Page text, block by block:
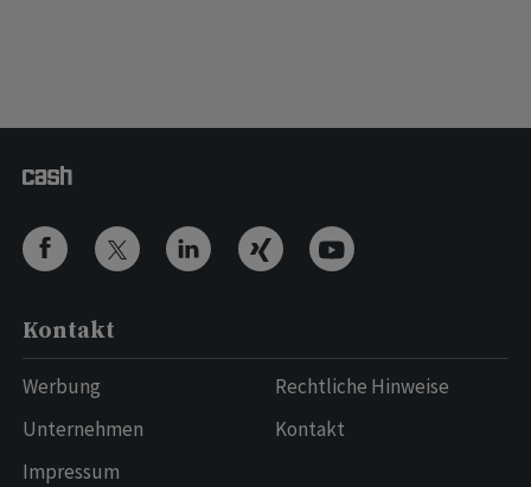
Kontakt
Werbung
Unternehmen
Impressum
Rechtliche Hinweise
Kontakt